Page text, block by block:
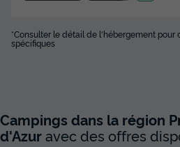
*Consulter le détail de l'hébergement
spécifiques
Campings dans la région
d'Azuravec des offres